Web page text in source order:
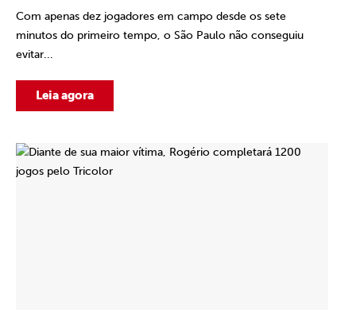
Com apenas dez jogadores em campo desde os sete
minutos do primeiro tempo, o São Paulo não conseguiu
evitar...
Leia agora